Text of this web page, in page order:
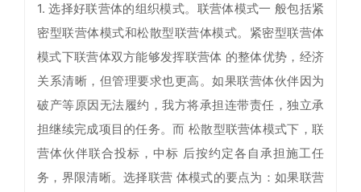
1. 选择好联营体的组织模式。联营体模式一 般包括紧
密型联营体模式和松散型联营体模式。紧密型联营体
模式下联营体双方能够发挥联营体 的整体优势，经济
关系清晰，但管理要求也更高。如果联营体伙伴因为
破产等原因无法履约，我方将承担连带责任，独立承
担继续完成项目的任务。而 松散型联营体模式下，联
营体伙伴联合投标，中标 后按约定各自承担施工任
务，界限清晰。选择联营 体模式的要点为：如果联营